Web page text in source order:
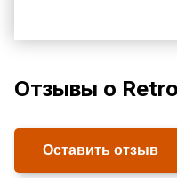
Отзывы о
Оставить отзыв